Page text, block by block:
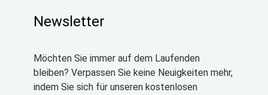
Newsletter
Möchten Sie immer auf dem Laufenden
bleiben? Verpassen Sie keine Neuigkeiten mehr,
indem Sie sich für unseren kostenlosen